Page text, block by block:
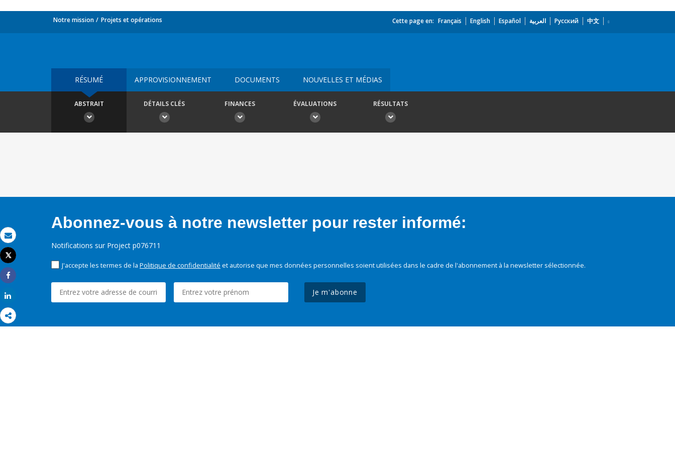
Email
Imprimer
Tweet
Share
Notre mission Projets et opérations Cette page en: Français English Español العربية Русский 中文
RÉSUMÉ APPROVISIONNEMENT DOCUMENTS NOUVELLES ET MÉDIAS
ABSTRAIT DÉTAILS CLÉS FINANCES ÉVALUATIONS RÉSULTATS
Abonnez-vous à notre newsletter pour rester informé:
Notifications sur Project p076711
J'accepte les termes de la Politique de confidentialité et autorise que mes données personnelles soient utilisées dans le cadre de l'abonnement à la newsletter sélectionnée.
Je m'abonne